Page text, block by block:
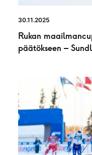
30.11.2025
Rukan
päätökseen –